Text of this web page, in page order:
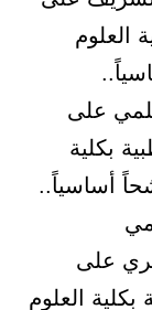
العلوم
على
بكلية
أساسياً..
على
العلوم